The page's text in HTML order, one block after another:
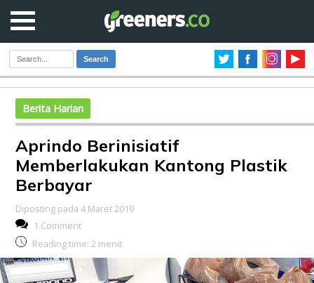
Search
Berita Harian
Aprindo Berinisiatif
Memberlakukan Kantong Plastik
Berbayar
Diposting pada 4 Maret 2019
1 Comment
Reading time: 2 menit